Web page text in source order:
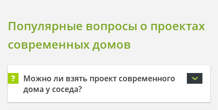
Популярные вопросы о проектах
современных домов
?
Можно ли взять проект современного
дома у соседа?